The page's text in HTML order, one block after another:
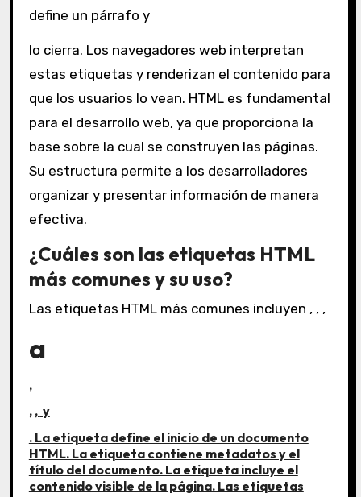
define un párrafo y
lo cierra. Los navegadores web interpretan
estas etiquetas y renderizan el contenido para
que los usuarios lo vean. HTML es fundamental
para el desarrollo web, ya que proporciona la
base sobre la cual se construyen las páginas.
Su estructura permite a los desarrolladores
organizar y presentar información de manera
efectiva.
¿Cuáles son las etiquetas HTML
más comunes y su uso?
Las etiquetas HTML más comunes incluyen , , ,
a
,
, , y
. La etiqueta define el inicio de un documento
HTML. La etiqueta contiene metadatos y el
título del documento. La etiqueta incluye el
contenido visible de la página. Las etiquetas